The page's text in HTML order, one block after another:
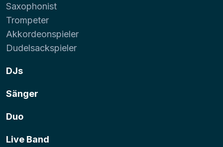
Saxophonist
Trompeter
Akkordeonspieler
Dudelsackspieler
DJs
Sänger
Duo
Live Band